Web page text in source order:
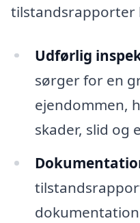
tilstandsrapporter
Udførlig
sørger for en
ejendommen,
skader, slid og